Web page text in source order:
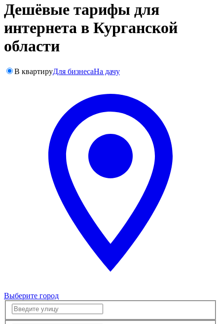
Дешёвые тарифы для
интернета в Курганской
области
В квартируДля бизнесаНа дачу
Выберите город